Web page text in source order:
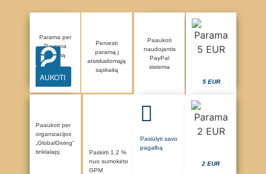
Parama per
Paysera
sistemą
AUKOTI
Pervesti
paramą į
atsiskaitomąją
sąskaitą
Paaukoti
naudojantis
PayPal
sistema
5 EUR
Paaukoti per
organizacijos
„GlobalGiving“
tinklalapį
Paskirti 1.2 %
nuo sumokėto
GPM
Pasiūlyti savo
pagalbą
2 EUR